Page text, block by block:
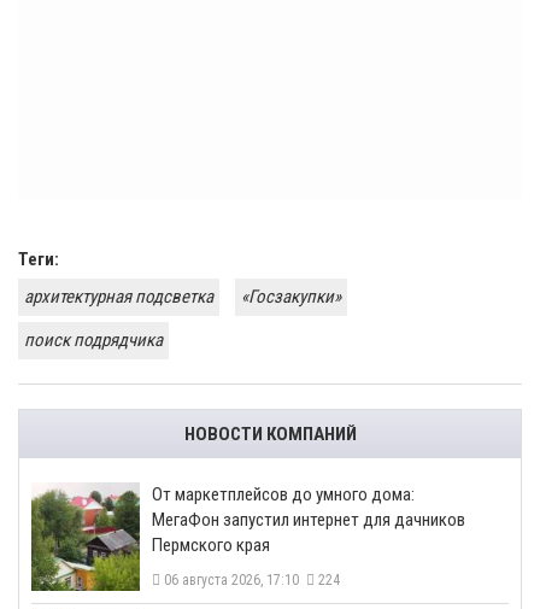
Теги:
архитектурная подсветка
«Госзакупки»
поиск подрядчика
НОВОСТИ КОМПАНИЙ
От маркетплейсов до умного дома:
МегаФон запустил интернет для дачников
Пермского края
06 августа 2026, 17:10 224